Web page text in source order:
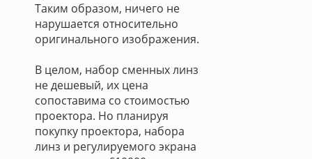
Таким образом, ничего не
нарушается относительно
оригинального изображения.
В целом, набор сменных линз
не дешевый, их цена
сопоставима со стоимостью
проектора. Но планируя
покупку проектора, набора
линз и регулируемого экрана